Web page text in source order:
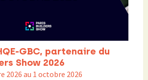
GBC, partenaire du
Show 2026
2026 au 1 octobre 2026